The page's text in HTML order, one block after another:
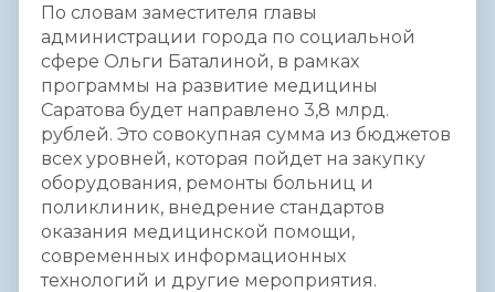
По словам заместителя главы
администрации города по социальной
сфере Ольги Баталиной, в рамках
программы на развитие медицины
Саратова будет направлено 3,8 млрд.
рублей. Это совокупная сумма из бюджетов
всех уровней, которая пойдет на закупку
оборудования, ремонты больниц и
поликлиник, внедрение стандартов
оказания медицинской помощи,
современных информационных
технологий и другие мероприятия.